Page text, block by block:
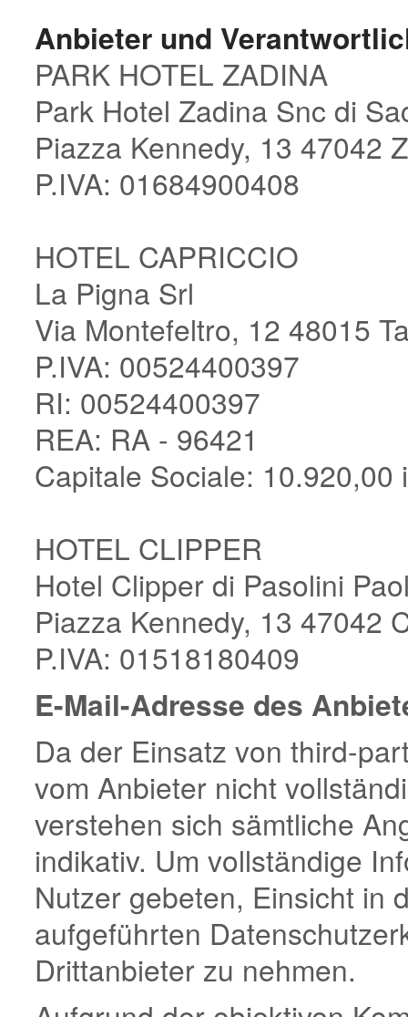
Anbieter und
PARK HOTEL ZADINA
Park Hotel Zadina Snc di
Piazza Kennedy, 13 47042
P.IVA: 01684900408
HOTEL CAPRICCIO
La Pigna Srl
Via Montefeltro, 12 48015
P.IVA: 00524400397
RI: 00524400397
REA: RA - 96421
Capitale Sociale: 10.920,00
HOTEL CLIPPER
Hotel Clipper di Pasolini
Piazza Kennedy, 13 47042
P.IVA: 01518180409
E-Mail-Adresse des
Da der Einsatz von third-
vom Anbieter nicht
verstehen sich sämtliche
indikativ. Um vollständige
Nutzer gebeten, Einsicht in
aufgeführten
Drittanbieter zu nehmen.